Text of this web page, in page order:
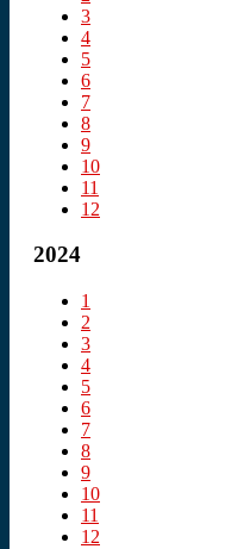
3
4
5
6
7
8
9
10
11
12
2024
1
2
3
4
5
6
7
8
9
10
11
12